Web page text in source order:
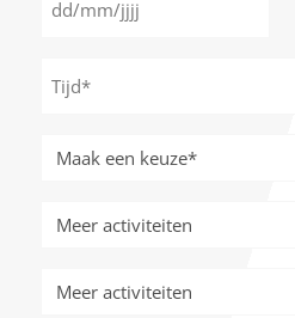
DD
MM
slash
Meer
activiteiten
Meer
activiteiten
Meer
activiteiten